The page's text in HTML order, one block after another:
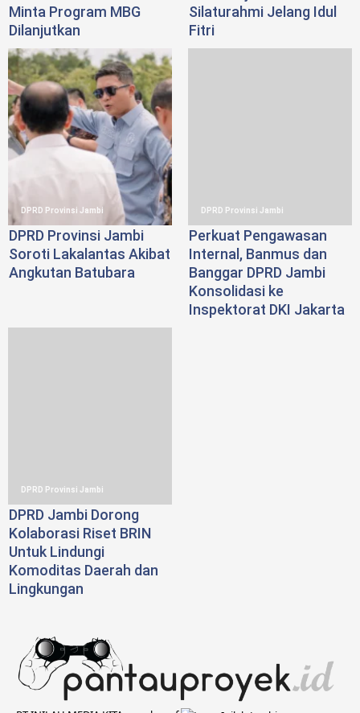
Minta Program MBG
Dilanjutkan
Silaturahmi Jelang Idul
Fitri
DPRD Provinsi Jambi
DPRD Provinsi Jambi
Soroti Lakalantas Akibat
Angkutan Batubara
DPRD Provinsi Jambi
Perkuat Pengawasan
Internal, Banmus dan
Banggar DPRD Jambi
Konsolidasi ke
Inspektorat DKI Jakarta
DPRD Provinsi Jambi
DPRD Jambi Dorong
Kolaborasi Riset BRIN
Untuk Lindungi
Komoditas Daerah dan
Lingkungan